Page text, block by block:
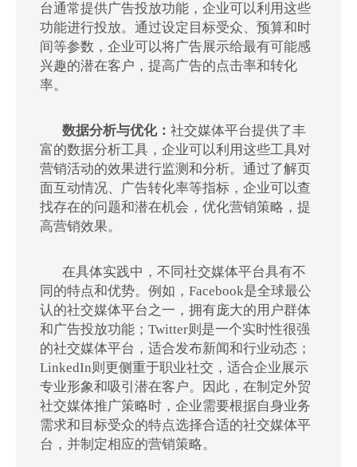
台通常提供广告投放功能，企业可以利用这些
功能进行投放。通过设定目标受众、预算和时
间等参数，企业可以将广告展示给最有可能感
兴趣的潜在客户，提高广告的点击率和转化
率。
数据分析与优化： 社交媒体平台提供了丰
富的数据分析工具，企业可以利用这些工具对
营销活动的效果进行监测和分析。通过了解页
面互动情况、广告转化率等指标，企业可以查
找存在的问题和潜在机会，优化营销策略，提
高营销效果。
在具体实践中，不同社交媒体平台具有不
同的特点和优势。例如，Facebook是全球最公
认的社交媒体平台之一，拥有庞大的用户群体
和广告投放功能；Twitter则是一个实时性很强
的社交媒体平台，适合发布新闻和行业动态；
LinkedIn则更侧重于职业社交，适合企业展示
专业形象和吸引潜在客户。因此，在制定外贸
社交媒体推广策略时，企业需要根据自身业务
需求和目标受众的特点选择合适的社交媒体平
台，并制定相应的营销策略。